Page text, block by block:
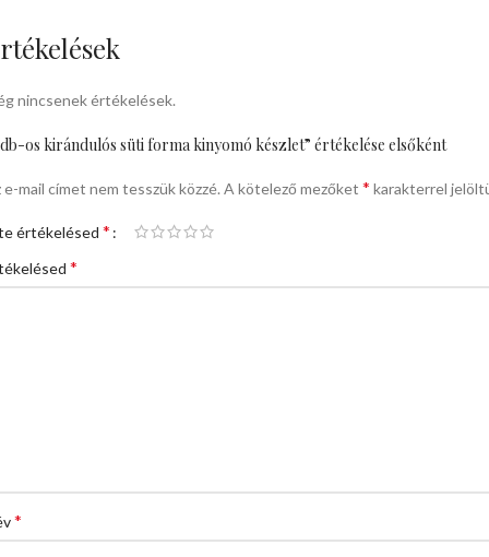
nincsenek értékelések.
os kirándulós süti forma kinyomó készlet” értékelése elsőként
e-mail címet nem tesszük közzé. A kötelező mezőket * karakterrel
értékelésed *
*
*